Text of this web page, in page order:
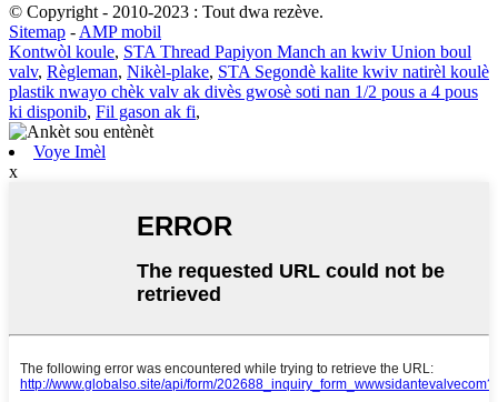
© Copyright - 2010-2023 : Tout dwa rezève.
Sitemap - AMP mobil
Kontwòl koule, STA Thread Papiyon Manch an kwiv Union boul
valv, Règleman, Nikèl-plake, STA Segondè kalite kwiv natirèl koulè
plastik nwayo chèk valv ak divès gwosè soti nan 1/2 pous a 4 pous
ki disponib, Fil gason ak fi,
Voye Imèl
x